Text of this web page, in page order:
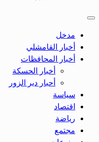
مدخل
أخبار القامشلي
أخبار المحافظات
أخبار الحسكة
أحبار دير الزور
سياسة
اقتصاد
رياضة
مجتمع